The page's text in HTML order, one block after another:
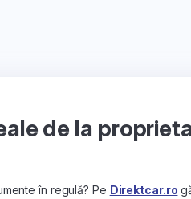
de la
în regulă? Pe Direktcar.ro